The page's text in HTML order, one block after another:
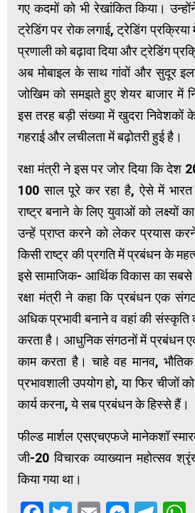
गए कदमों को भी रेखांकित किया।
ट्रेडिंग पर रोक लगाई, ट्रेडिंग प्रक्रिया
प्रणाली को बढ़ावा दिया और ट्रेडिंग
अब मोबाइल के साथ गांवों और सुदूर
जोखिम को समझते हुए शेयर बाजार में
इस तरह बड़ी संख्या में खुदरा निवेशकों
गहराई और लचीलता में बढ़ोतरी हुई है।
रक्षा मंत्री ने इस पर जोर दिया कि
100 साल पूरे कर रहा है, ऐसे में
राष्ट्र बनाने के लिए युवाओं को लक्ष्यों
उन्हें प्राप्त करने को लेकर प्रयास
किसी राष्ट्र की प्रगति में प्रबंधन के
इसे सामाजिक- आर्थिक विकास का सबसे
रक्षा मंत्री ने कहा कि प्रबंधन एक
अधिक प्रभावी बनाने व वहां की
करता है। आधुनिक संगठनों में प्रबंधन
काम करता है। चाहे वह मानव, भौतिक
प्रभावशाली उपयोग हो, या फिर
कार्य करना, ये सब प्रबंधन के हिस्से हैं।
फील्ड मार्शल एसएचएफजे मानेकशॉ
जी-20 विचारक व्याख्यान महोत्सव
किया गया था।